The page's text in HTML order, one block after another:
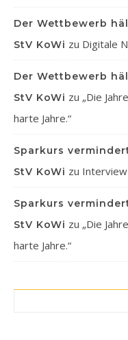
Der Wettbewerb
StV KoWi zu Digitale
Der Wettbewerb
StV KoWi zu „Die
harte Jahre.“
Sparkurs
StV KoWi zu
Sparkurs
StV KoWi zu „Die
harte Jahre.“